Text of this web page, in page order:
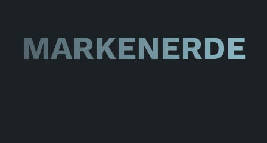
MARKENERDE